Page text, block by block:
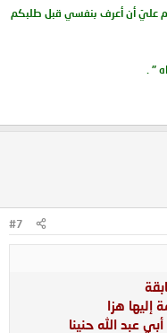
الروابط
أعلاه
عليّ أن أعرف بنفسي قبل طلبكم
" .
#7
هزا
عبد الله حنينا